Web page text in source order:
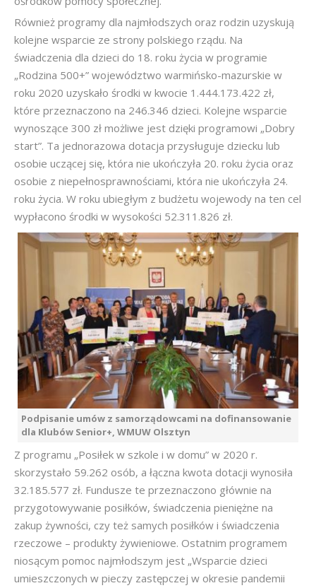
Również programy dla najmłodszych oraz rodzin uzyskują
kolejne wsparcie ze strony polskiego rządu. Na
świadczenia dla dzieci do 18. roku życia w programie
„Rodzina 500+” województwo warmińsko-mazurskie w
roku 2020 uzyskało środki w kwocie 1.444.173.422 zł,
które przeznaczono na 246.346 dzieci. Kolejne wsparcie
wynoszące 300 zł możliwe jest dzięki programowi „Dobry
start”. Ta jednorazowa dotacja przysługuje dziecku lub
osobie uczącej się, która nie ukończyła 20. roku życia oraz
osobie z niepełnosprawnościami, która nie ukończyła 24.
roku życia. W roku ubiegłym z budżetu wojewody na ten cel
wypłacono środki w wysokości 52.311.826 zł.
Podpisanie umów z samorządowcami na dofinansowanie
dla Klubów Senior+, WMUW Olsztyn
Z programu „Posiłek w szkole i w domu” w 2020 r.
skorzystało 59.262 osób, a łączna kwota dotacji wynosiła
32.185.577 zł. Fundusze te przeznaczono głównie na
przygotowywanie posiłków, świadczenia pieniężne na
zakup żywności, czy też samych posiłków i świadczenia
rzeczowe – produkty żywieniowe. Ostatnim programem
niosącym pomoc najmłodszym jest „Wsparcie dzieci
umieszczonych w pieczy zastępczej w okresie pandemii